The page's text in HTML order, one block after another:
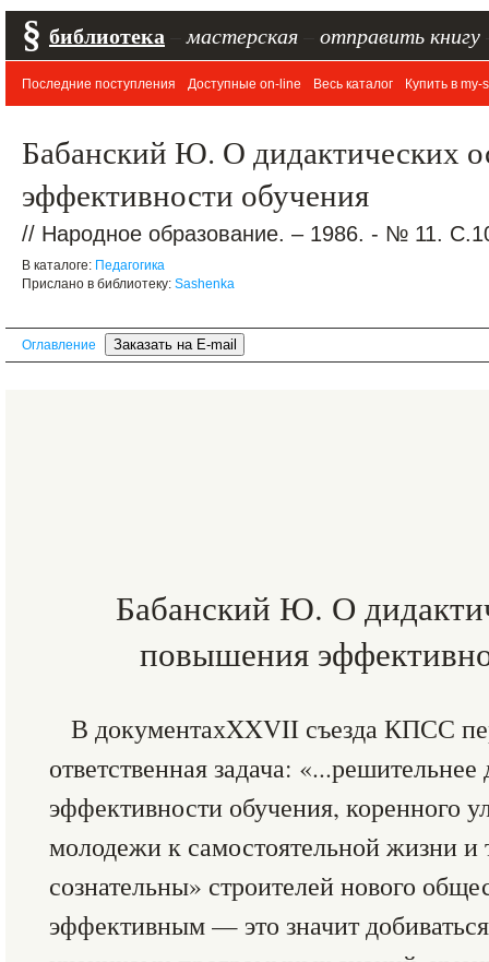
§ библиотека мастерская отправить книгу
Последние поступления Доступные on-line Весь каталог Купить в my-
Бабанский Ю. О дидактических
эффективности обучения
// Народное образование. – 1986. - № 11.
В каталоге: Педагогика
Прислано в библиотеку: Sashenka
Оглавление
Бабанский Ю. О
повышения
В документахXXVII съезда КПСС
ответственная задача:
эффективности обучения, коренного
молодежи к самостоятельной жизни и
сознательны» строителей нового
эффективным — это значит